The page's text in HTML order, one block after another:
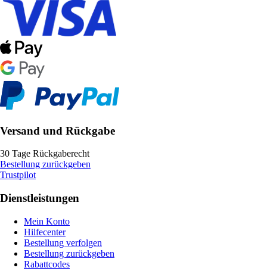
Versand und Rückgabe
30 Tage Rückgaberecht
Bestellung zurückgeben
Trustpilot
Dienstleistungen
Mein Konto
Hilfecenter
Bestellung verfolgen
Bestellung zurückgeben
Rabattcodes